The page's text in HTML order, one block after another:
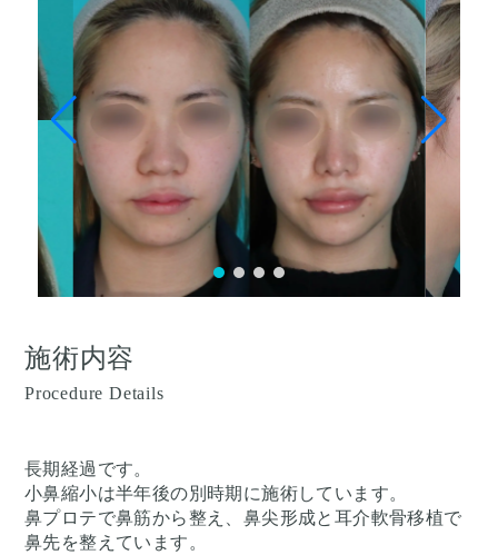
施術内容
Procedure Details
長期経過です。
小鼻縮小は半年後の別時期に施術しています。
鼻プロテで鼻筋から整え、鼻尖形成と耳介軟骨移植で
鼻先を整えています。